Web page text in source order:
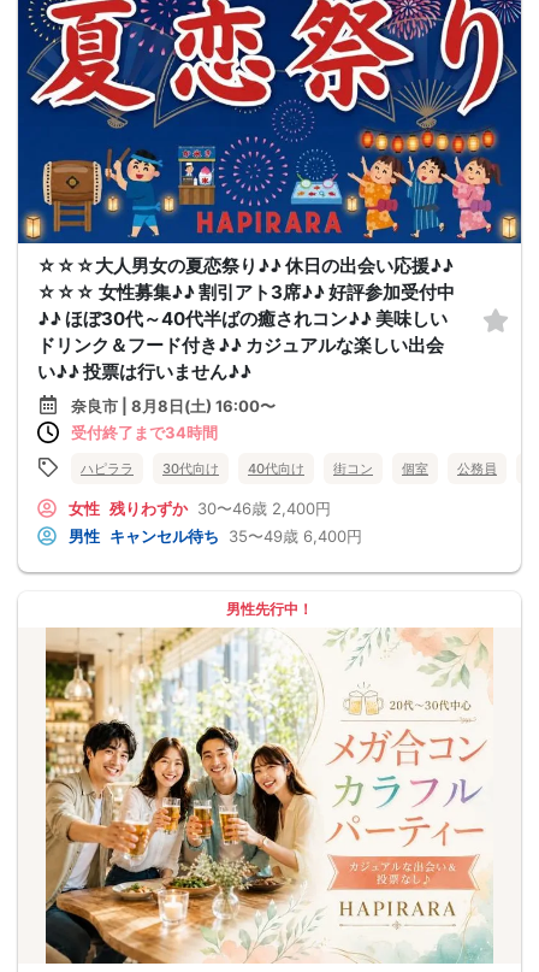
☆☆☆大人男女の夏恋祭り♪♪ 休日の出会い応援♪♪
☆☆☆ 女性募集♪♪ 割引アト3席♪♪ 好評参加受付中
♪♪ ほぼ30代～40代半ばの癒されコン♪♪ 美味しい
ドリンク＆フード付き♪♪ カジュアルな楽しい出会
い♪♪ 投票は行いません♪♪
奈良市 | 8月8日(土) 16:00〜
受付終了まで34時間
ハピララ 30代向け 40代向け 街コン 個室 公務員
女性 残りわずか 30〜46歳 2,400円
男性 キャンセル待ち 35〜49歳 6,400円
男性先行中！